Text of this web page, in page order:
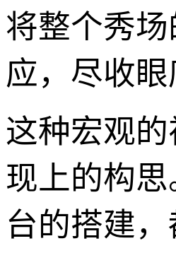
将整个秀
应，尽收眼
这种宏观
现上的构
台的搭建